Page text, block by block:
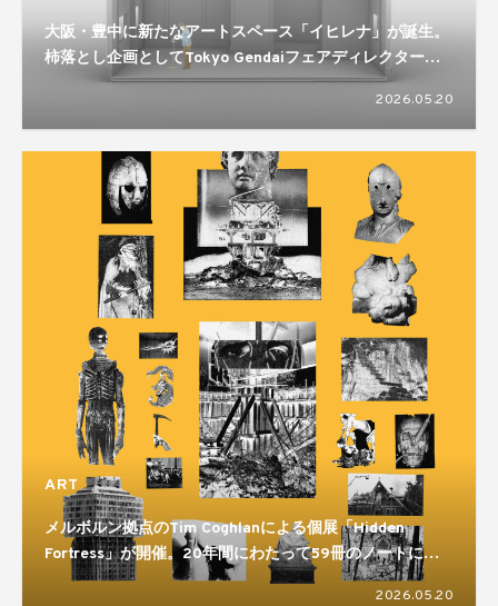
大阪・豊中に新たなアートスペース「イヒレナ」が誕生。
柿落とし企画としてTokyo Gendaiフェアディレクター高
根枝里を迎えたトークイベントとアートの語り場を開催
2026.05.20
ART
メルボルン拠点のTim Coghlanによる個展「Hidden
Fortress」が開催。20年間にわたって59冊のノートに残
してきた制作活動をまとめた展示となる
2026.05.20